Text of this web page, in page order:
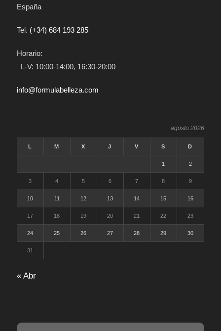
España
Tel. (+34) 684 193 285
Horario:
L-V: 10:00-14:00, 16:30-20:00
info@formulabelleza.com
agosto 2026
L M X J V S D
1 2
3 4 5 6 7 8 9
10 11 12 13 14 15 16
17 18 19 20 21 22 23
24 25 26 27 28 29 30
31
« Abr